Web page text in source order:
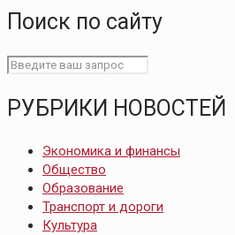
Поиск по сайту
РУБРИКИ НОВОСТЕЙ
Экономика и финансы
Общество
Образование
Транспорт и дороги
Культура